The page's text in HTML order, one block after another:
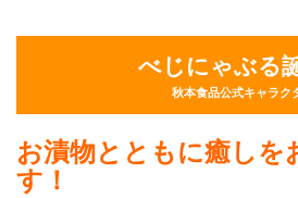
べじにゃぶる
秋本食品公式キャラク
お漬物とともに癒しを
す！